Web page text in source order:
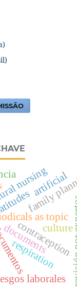
as topic
nursing
family
contraception
documents
laborales
respiration
culture
artificial